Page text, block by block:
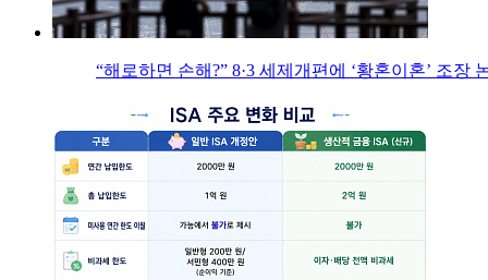
“해로하면 손해?” 8·3 세제개편에 ‘황혼이혼’ 조장